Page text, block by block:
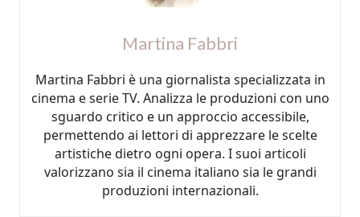
Martina Fabbri
Martina Fabbri è una giornalista specializzata in
cinema e serie TV. Analizza le produzioni con uno
sguardo critico e un approccio accessibile,
permettendo ai lettori di apprezzare le scelte
artistiche dietro ogni opera. I suoi articoli
valorizzano sia il cinema italiano sia le grandi
produzioni internazionali.